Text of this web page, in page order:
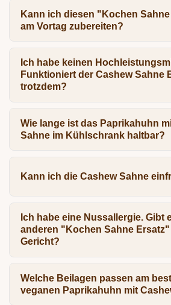
Kann ich diesen "Kochen
am Vortag zubereiten?
Ich habe keinen
Funktioniert der Cashew Sahne
trotzdem?
Wie lange ist das Paprikahuhn
Sahne im Kühlschrank haltbar?
Kann ich die Cashew Sahne
Ich habe eine Nussallergie. Gibt
anderen "Kochen Sahne
Gericht?
Welche Beilagen passen am
veganen Paprikahuhn mit